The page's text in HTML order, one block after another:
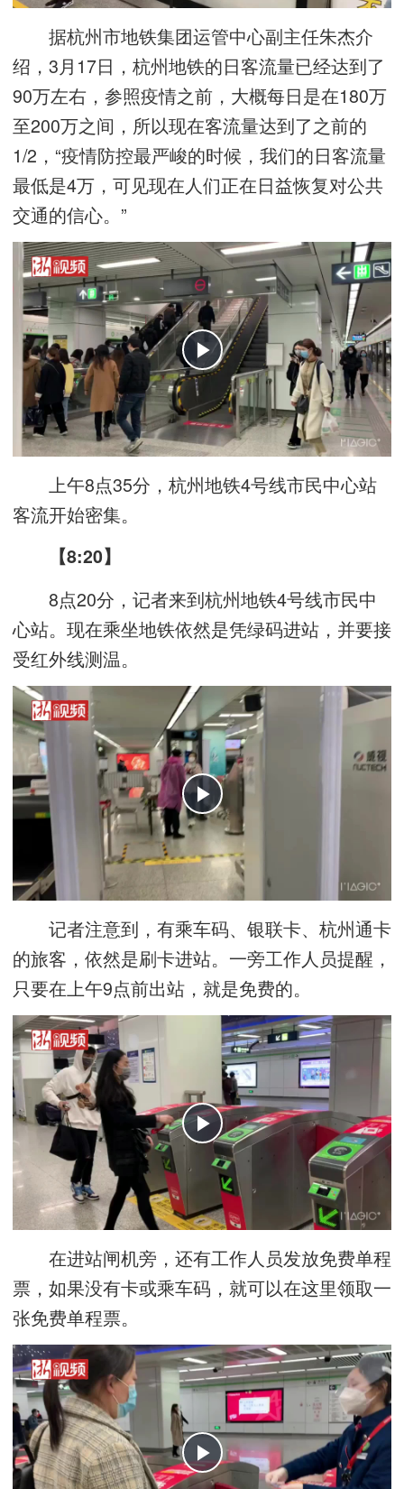
据杭州市地铁集团运管中心副主任朱杰介
绍，3月17日，杭州地铁的日客流量已经达到了
90万左右，参照疫情之前，大概每日是在180万
至200万之间，所以现在客流量达到了之前的
1/2，“疫情防控最严峻的时候，我们的日客流量
最低是4万，可见现在人们正在日益恢复对公共
交通的信心。”
上午8点35分，杭州地铁4号线市民中心站
客流开始密集。
【8:20】
8点20分，记者来到杭州地铁4号线市民中
心站。现在乘坐地铁依然是凭绿码进站，并要接
受红外线测温。
记者注意到，有乘车码、银联卡、杭州通卡
的旅客，依然是刷卡进站。一旁工作人员提醒，
只要在上午9点前出站，就是免费的。
在进站闸机旁，还有工作人员发放免费单程
票，如果没有卡或乘车码，就可以在这里领取一
张免费单程票。